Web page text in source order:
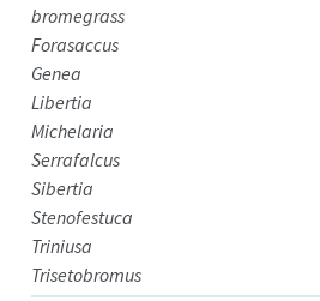
bromegrass
Forasaccus
Genea
Libertia
Michelaria
Serrafalcus
Sibertia
Stenofestuca
Triniusa
Trisetobromus